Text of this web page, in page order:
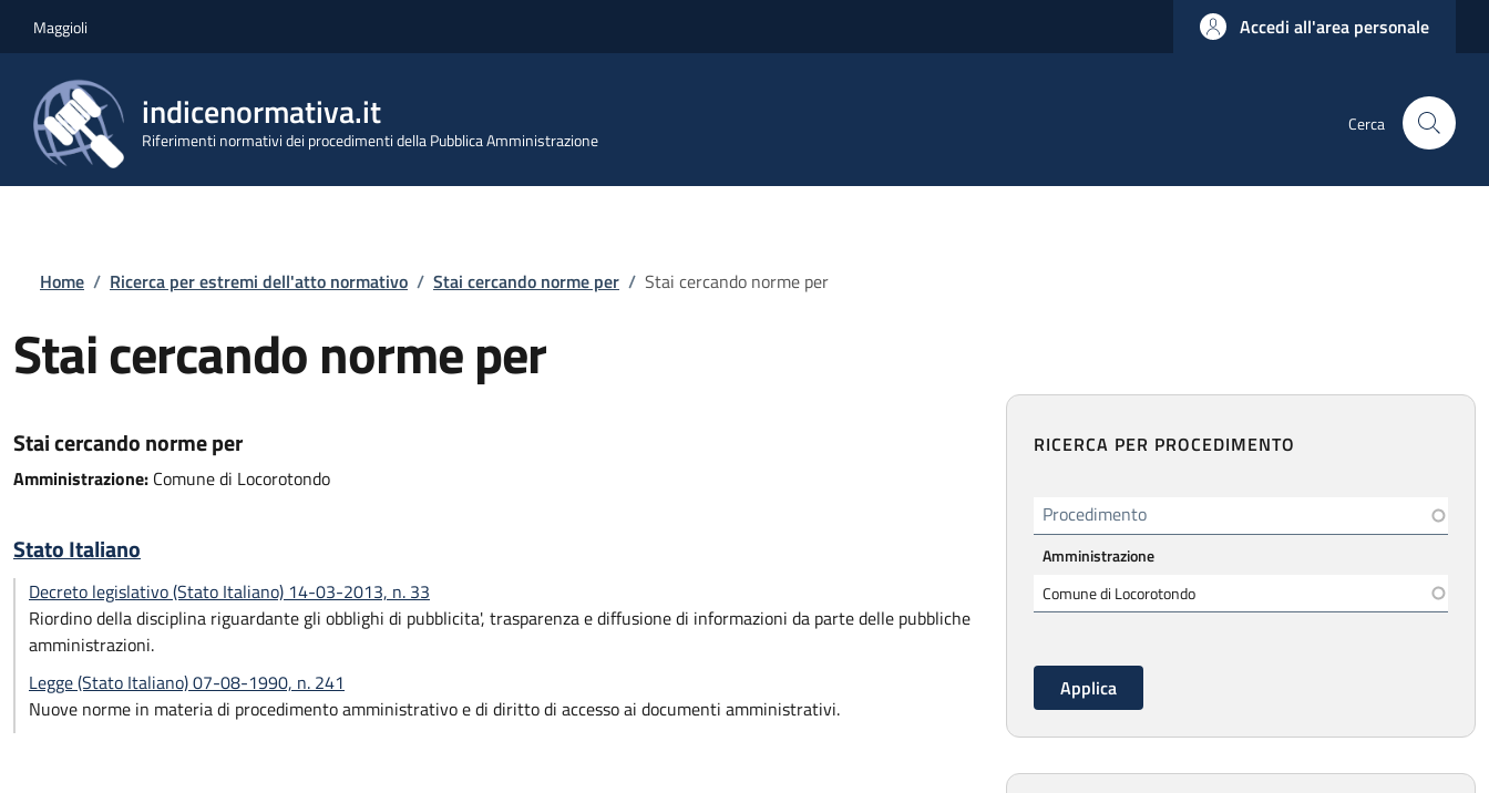
Maggioli Accedi all'area personale
indicenormativa.it
Riferimenti normativi dei procedimenti della Pubblica Amministrazione
Cerca
Briciole di pane
Home / Ricerca per estremi dell'atto normativo / Stai cercando norme per / Stai cercando norme per
Stai cercando norme per
Stai cercando norme per
Amministrazione: Comune di Locorotondo
Stato Italiano
Decreto legislativo (Stato Italiano) 14-03-2013, n. 33
Riordino della disciplina riguardante gli obblighi di pubblicita', trasparenza e diffusione di informazioni da parte delle pubbliche
amministrazioni.
Legge (Stato Italiano) 07-08-1990, n. 241
Nuove norme in materia di procedimento amministrativo e di diritto di accesso ai documenti amministrativi.
RICERCA PER PROCEDIMENTO
Procedimento
Amministrazione